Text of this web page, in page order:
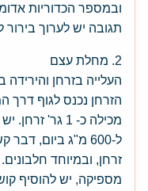
ובמספר הכדוריות
תגובה יש לערוך
2. מחלת עצם
העלייה בזרחן
הזרחן נכנס לגוף דרך
מכילה כ- 1
ל-600 מ"ג ביום,
זרחן, ובמיוחד
מספיקה, יש להוסיף